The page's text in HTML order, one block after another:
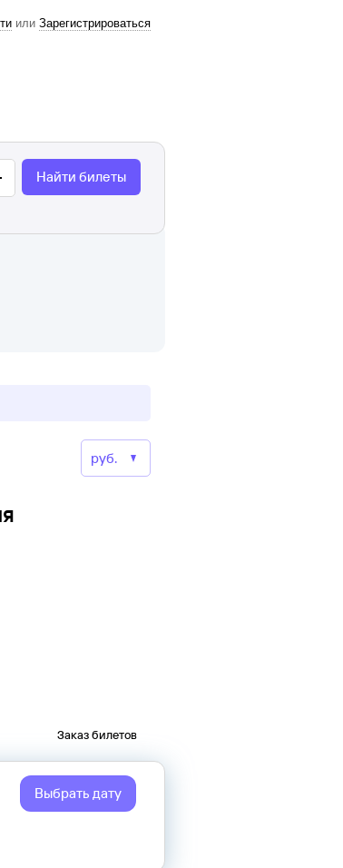
или Зарегистрироваться
Найти билеты
Заказ билетов
Выбрать дату